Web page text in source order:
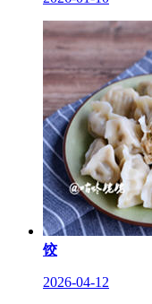
饺
2026-04-12